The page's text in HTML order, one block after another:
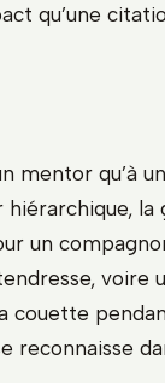
qu’une
mentor qu’à
hiérarchique,
un
voire
couette
reconnaisse